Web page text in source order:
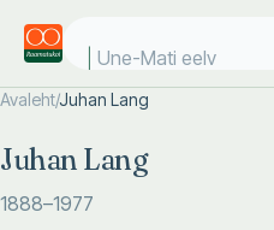
Une-Mati eelvi
Avaleht/Juhan Lang
Juhan Lang
1888–1977